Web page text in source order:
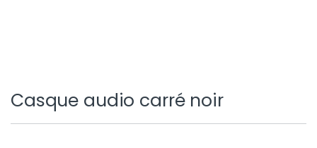
Casque audio carré noir